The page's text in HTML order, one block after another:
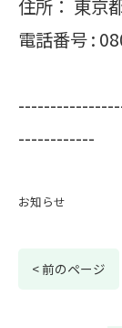
住所： 東京
電話番号 :
------------
お知らせ
< 前のページ